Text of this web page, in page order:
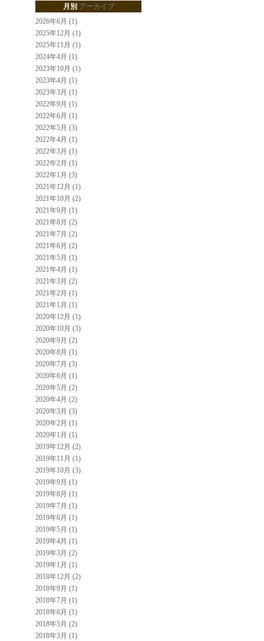
月別 アーカイブ
2026年6月 (1)
2025年12月 (1)
2025年11月 (1)
2024年4月 (1)
2023年10月 (1)
2023年4月 (1)
2023年3月 (1)
2022年9月 (1)
2022年6月 (1)
2022年5月 (3)
2022年4月 (1)
2022年3月 (1)
2022年2月 (1)
2022年1月 (3)
2021年12月 (1)
2021年10月 (2)
2021年9月 (1)
2021年8月 (2)
2021年7月 (2)
2021年6月 (2)
2021年5月 (1)
2021年4月 (1)
2021年3月 (2)
2021年2月 (1)
2021年1月 (1)
2020年12月 (1)
2020年10月 (3)
2020年9月 (2)
2020年8月 (1)
2020年7月 (3)
2020年6月 (1)
2020年5月 (2)
2020年4月 (2)
2020年3月 (3)
2020年2月 (1)
2020年1月 (1)
2019年12月 (2)
2019年11月 (1)
2019年10月 (3)
2019年9月 (1)
2019年8月 (1)
2019年7月 (1)
2019年6月 (1)
2019年5月 (1)
2019年4月 (1)
2019年3月 (2)
2019年1月 (1)
2018年12月 (2)
2018年9月 (1)
2018年7月 (1)
2018年6月 (1)
2018年5月 (2)
2018年3月 (1)